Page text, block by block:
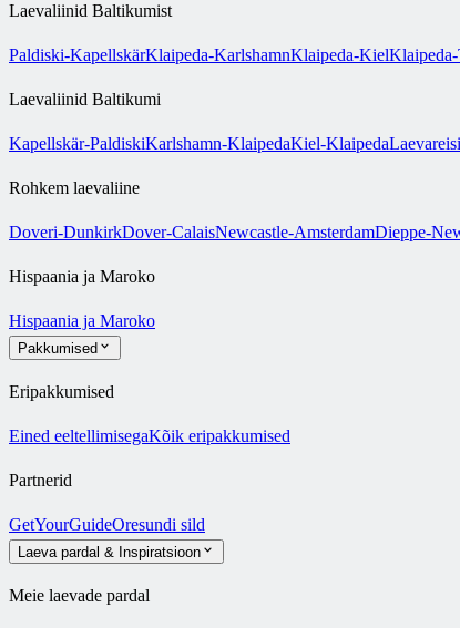
Laevaliinid Baltikumist
Paldiski-KapellskärKlaipeda-KarlshamnKlaipeda-Kiel
Laevaliinid Baltikumi
Kapellskär-PaldiskiKarlshamn-KlaipedaKiel-Klaipeda
Rohkem laevaliine
Doveri-DunkirkDover-CalaisNewcastle-AmsterdamDieppe-
Hispaania ja Maroko
Hispaania ja Maroko
Pakkumised
Eripakkumised
Eined eeltellimisegaKõik eripakkumised
Partnerid
GetYourGuideOresundi sild
Laeva pardal & Inspiratsioon
Meie laevade pardal